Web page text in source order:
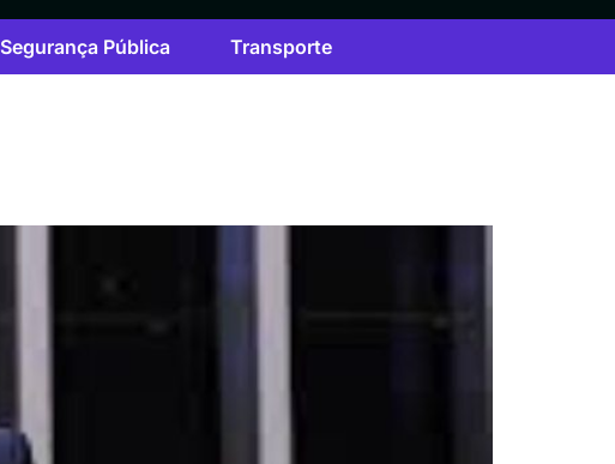
Segurança Pública Transporte